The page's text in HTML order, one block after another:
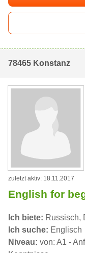
78465 Konstanz
zuletzt aktiv: 18.11.2017
English for
Ich biete: Russisch,
Ich suche: Englisch
Niveau: von: A1 -